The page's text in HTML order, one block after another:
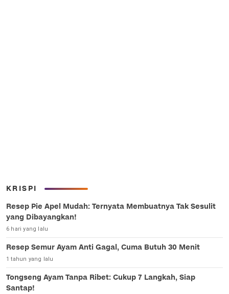
KRISPI
Resep Pie Apel Mudah: Ternyata Membuatnya Tak Sesulit
yang Dibayangkan!
6 hari yang lalu
Resep Semur Ayam Anti Gagal, Cuma Butuh 30 Menit
1 tahun yang lalu
Tongseng Ayam Tanpa Ribet: Cukup 7 Langkah, Siap
Santap!